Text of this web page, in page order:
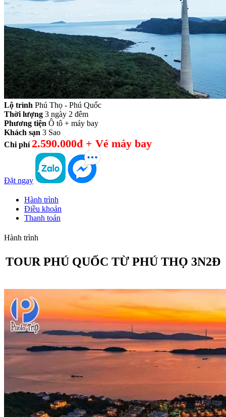
Lộ trình Phú Thọ - Phú Quốc
Thời lượng 3 ngày 2 đêm
Phương tiện Ô tô + máy bay
Khách sạn 3 Sao
Chi phí 2.590.000đ + Vé máy bay
Đặt ngay
Hành trình
Điều khoản
Thanh toán
Hành trình
TOUR PHÚ QUỐC TỪ PHÚ THỌ 3N2Đ